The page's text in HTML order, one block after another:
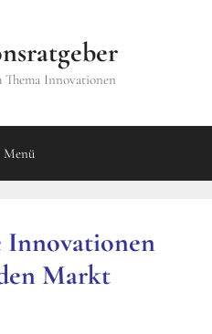
Innovationen
Menü
Innovationen
Markt